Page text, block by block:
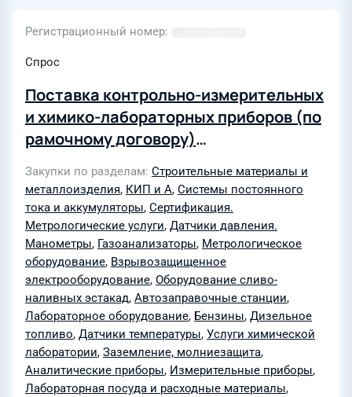
Регистрационный номер
Спрос
Поставка контрольно-измерительных
и химико-лабораторных приборов (по
рамочному договору)
Закупки по разделам Строительные материалы и
металлоизделия, КИП и А, Системы постоянного
тока и аккумуляторы, Сертификация.
Метрологические услуги, Датчики давления.
Манометры, Газоанализаторы, Метрологическое
оборудование, Взрывозащищенное
электрооборудование, Оборудование сливо-
наливных эстакад, Автозаправочные станции,
Лабораторное оборудование, Бензины, Дизельное
топливо, Датчики температуры, Услуги химической
лаборатории, Заземление, молниезащита,
Аналитические приборы, Измерительные приборы,
Лабораторная посуда и расходные материалы,